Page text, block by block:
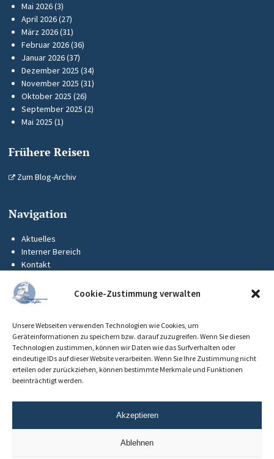
Cookie-Zustimmung verwalten
Unsere Webseiten verwenden Technologien wie Cookies, um
Geräteinformationen zu speichern bzw. darauf zuzugreifen. Wenn Sie diesen
Technologien zustimmen, können wir Daten wie das Surfverhalten oder
eindeutige IDs auf dieser Website verarbeiten. Wenn Sie Ihre Zustimmung nicht
erteilen oder zurückziehen, können bestimmte Merkmale und Funktionen
beeinträchtigt werden.
Akzeptieren
Ablehnen
Mai 2026(3)
April 2026(27)
März 2026(31)
Februar 2026(36)
Januar 2026(37)
Dezember 2025 (34)
November 2025 (31)
Oktober 2025 (26)
September 2025 (2)
Mai 2025 (1)
Frühere Reisen
Zum Blog-Archiv
Navigation
Aktuelles
Interner Bereich
Kontakt
Impressum
Datenschutz
Cookie-Richtlinie (EU)